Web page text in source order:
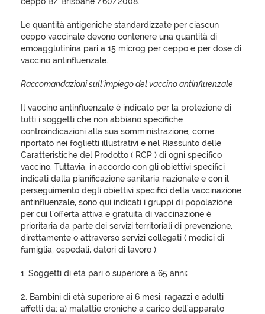
Le quantità antigeniche standardizzate per ciascun
ceppo vaccinale devono contenere una quantità di
emoagglutinina pari a 15 microg per ceppo e per dose di
vaccino antinfluenzale.
Raccomandazioni sull'impiego del vaccino antinfluenzale
Il vaccino antinfluenzale è indicato per la protezione di
tutti i soggetti che non abbiano specifiche
controindicazioni alla sua somministrazione, come
riportato nei foglietti illustrativi e nel Riassunto delle
Caratteristiche del Prodotto ( RCP ) di ogni specifico
vaccino. Tuttavia, in accordo con gli obiettivi specifici
indicati dalla pianificazione sanitaria nazionale e con il
perseguimento degli obiettivi specifici della vaccinazione
antinfluenzale, sono qui indicati i gruppi di popolazione
per cui l’offerta attiva e gratuita di vaccinazione è
prioritaria da parte dei servizi territoriali di prevenzione,
direttamente o attraverso servizi collegati ( medici di
famiglia, ospedali, datori di lavoro ):
1. Soggetti di età pari o superiore a 65 anni;
2. Bambini di età superiore ai 6 mesi, ragazzi e adulti
affetti da: a) malattie croniche a carico dell'apparato